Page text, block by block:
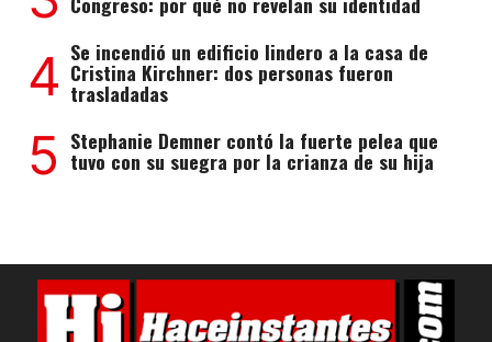
4 Se incendió un edificio lindero a la casa de
Cristina Kirchner: dos personas fueron
trasladadas
5 Stephanie Demner contó la fuerte pelea que
tuvo con su suegra por la crianza de su hija